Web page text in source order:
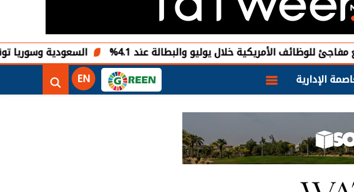
السعودية وسوريا توقعان 5 اتفاقيات لتطوير مشروعات طاقة شمسية الأمريكية خلال يوليو والبطالة عند 4.1%
الإدارية EN